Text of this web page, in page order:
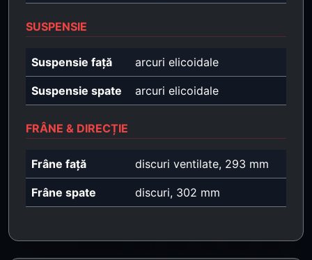
SUSPENSIE
Suspensie față arcuri elicoidale
Suspensie spate arcuri elicoidale
FRÂNE & DIRECȚIE
Frâne față discuri ventilate, 293 mm
Frâne spate discuri, 302 mm